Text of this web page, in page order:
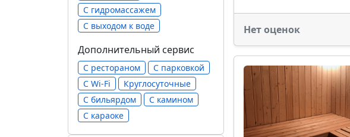
Нет оценок
С гидромассажем
С выходом к воде
Дополнительный сервис
С рестораном
С парковкой
С Wi-Fi
Круглосуточные
С бильярдом
С камином
С караоке